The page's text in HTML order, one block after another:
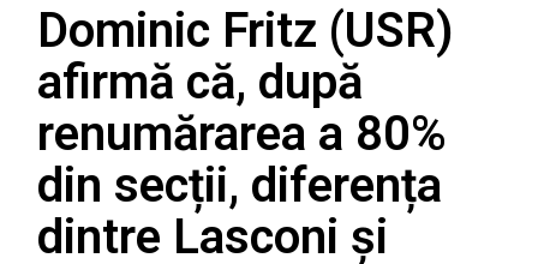
Dominic Fritz (USR)
afirmă că, după
renumărarea a 80%
din secții, diferența
dintre Lasconi și